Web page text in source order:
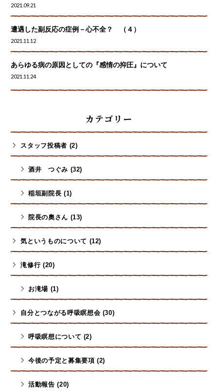
2021.09.21
遭遇した副反応の症例－心不全？ （４）
2021.11.12
あらゆる病の原因としての『感情の抑圧』について
2021.11.24
カテゴリー
スタッフ投稿者 (2)
酒井 つぐみ (32)
稲垣副院長 (1)
院長の奧さん (13)
気というものについて (12)
滝修行 (20)
お滝場 (1)
自分とつながる呼吸瞑想会 (30)
呼吸瞑想について (2)
今後の予定と募集要項 (2)
活動報告 (20)